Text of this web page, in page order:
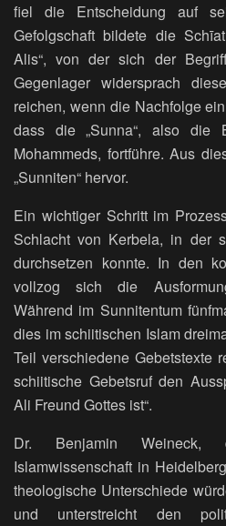
fiel die Entscheidung auf
Gefolgschaft bildete die
Alis“, von der sich der
Gegenlager widersprach
reichen, wenn die Nachfolge
dass die „Sunna“, also die
Mohammeds, fortführe. Aus
„Sunniten“ hervor.
Ein wichtiger Schritt im
Schlacht von Kerbela, in der
durchsetzen konnte. In den
vollzog sich die
Während im Sunnitentum
dies im schiitischen Islam
Teil verschiedene Gebetstexte
schiitische Gebetsruf den
Ali Freund Gottes ist“.
Dr. Benjamin
Islamwissenschaft in
theologische Unterschiede
und unterstreicht den